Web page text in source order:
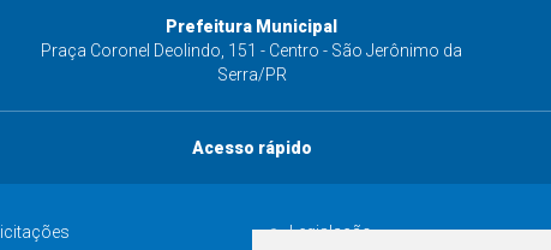
Prefeitura Municipal
Praça Coronel Deolindo, 151 - Centro - São Jerônimo da
Serra/PR
Acesso rápido
Licitações Legislação